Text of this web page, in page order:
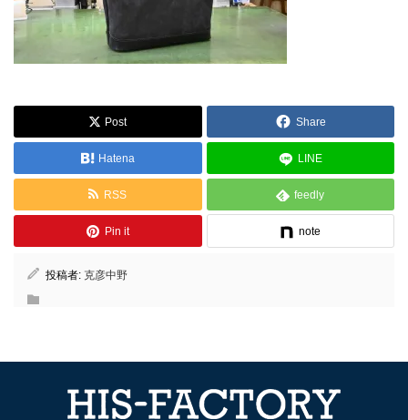
Post Share
Hatena LINE
RSS feedly
Pin it note
投稿者: 克彦中野